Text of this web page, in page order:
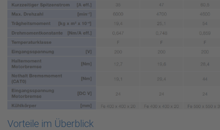
Vorteile im Überblick